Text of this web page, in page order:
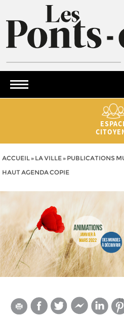
ACCUEIL» LA VILLE» PUBLICATIONS
HAUT AGENDA COPIE